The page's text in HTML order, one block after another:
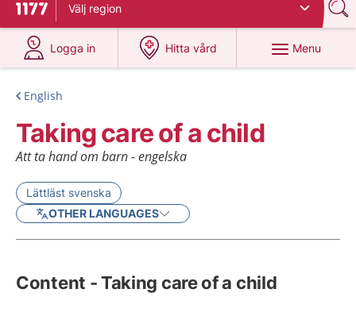
To start page for 1177
Välj region
Logga in
at 1177.se
Hitta vård
at 1177.se
Menu
English
Taking care of a child
Att ta hand om barn - engelska
Lättläst svenska
OTHER LANGUAGES
Content - Taking care of a child